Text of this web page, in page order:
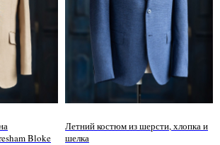
Bloke
Летний костюм из шерсти, хлопка и
шелка